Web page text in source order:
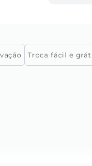
Troca fácil e